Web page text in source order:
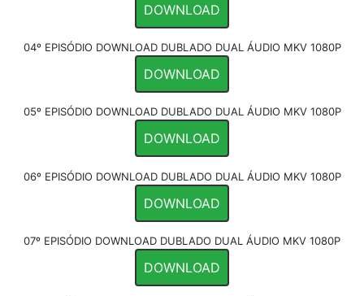
DOWNLOAD
04º EPISÓDIO DOWNLOAD DUBLADO DUAL ÁUDIO MKV 1080P
DOWNLOAD
05º EPISÓDIO DOWNLOAD DUBLADO DUAL ÁUDIO MKV 1080P
DOWNLOAD
06º EPISÓDIO DOWNLOAD DUBLADO DUAL ÁUDIO MKV 1080P
DOWNLOAD
07º EPISÓDIO DOWNLOAD DUBLADO DUAL ÁUDIO MKV 1080P
DOWNLOAD